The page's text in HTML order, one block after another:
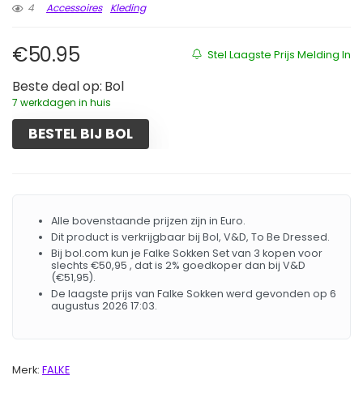
4
Accessoires Kleding
Stel Laagste Prijs Melding In
€50.95
Beste deal op: Bol
7 werkdagen in huis
BESTEL BIJ BOL
Alle bovenstaande prijzen zijn in Euro.
Dit product is verkrijgbaar bij Bol, V&D, To Be Dressed.
Bij bol.com kun je Falke Sokken Set van 3 kopen voor
slechts €50,95 , dat is 2% goedkoper dan bij V&D
(€51,95).
De laagste prijs van Falke Sokken werd gevonden op 6
augustus 2026 17:03.
Merk: FALKE